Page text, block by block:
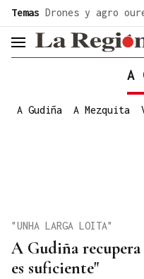
Temas Drones y agro
header.menu.open
A
A Gudiña A Mezquita
A Gudiña
es suficiente"
"UNHA LARGA LOITA"